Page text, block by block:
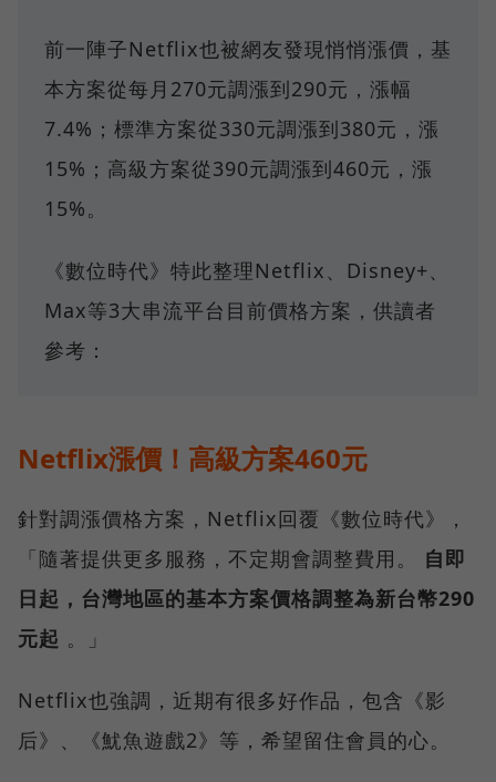
前一陣子Netflix也被網友發現悄悄漲價，基
本方案從每月270元調漲到290元，漲幅
7.4%；標準方案從330元調漲到380元，漲
15%；高級方案從390元調漲到460元，漲
15%。
《數位時代》特此整理Netflix、Disney+、
Max等3大串流平台目前價格方案，供讀者
參考：
Netflix漲價！高級方案460元
針對調漲價格方案，Netflix回覆《數位時代》，
「隨著提供更多服務，不定期會調整費用。 自即
日起，台灣地區的基本方案價格調整為新台幣290
元起 。」
Netflix也強調，近期有很多好作品，包含《影
后》、《魷魚遊戲2》等，希望留住會員的心。